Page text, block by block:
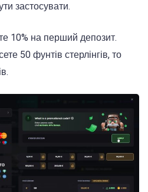
застосувати.
10% на перший депозит.
50 фунтів стерлінгів, то